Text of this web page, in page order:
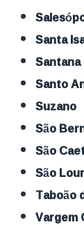
Santa
Santo
Suzano
São
São
São